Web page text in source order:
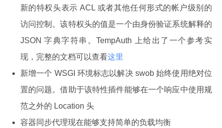
新的特权头表示 ACL 或者其他任何形式的帐户级别的
访问控制。该特权头的值是一个由身份验证系统解释的
JSON 字典字符串。TempAuth 上给出了一个参考实
现，完整的文档可以查看这里
新增一个 WSGI 环境标志以解决 swob 始终使用绝对位
置的问题。借助于该特性插件能够在一个响应中使用规
范之外的 Location 头
容器同步代理现在能够支持简单的负载均衡